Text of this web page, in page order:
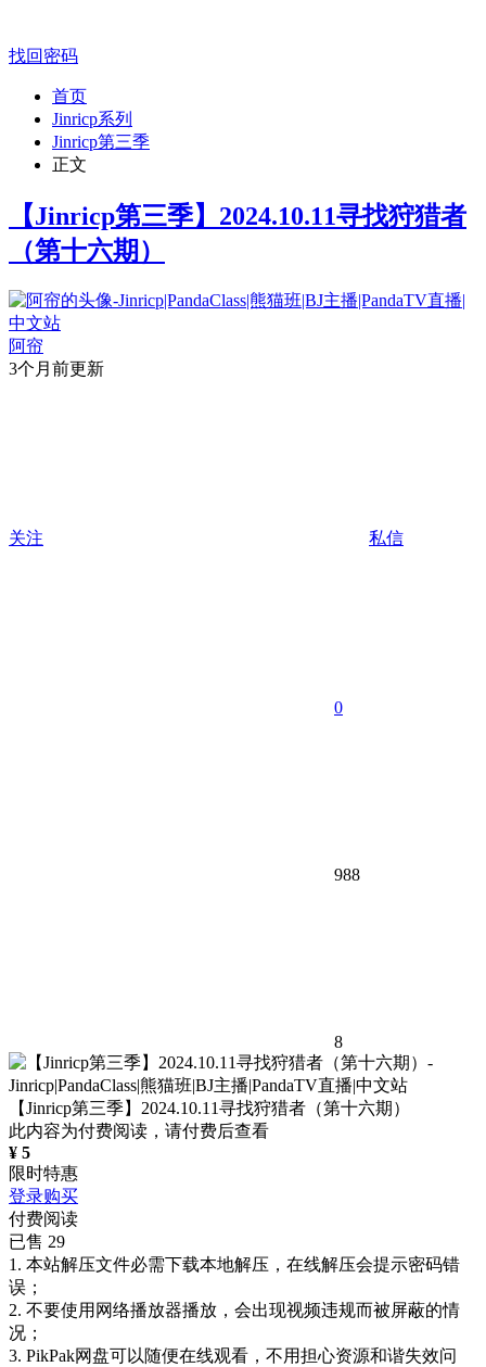
找回密码
首页
Jinricp系列
Jinricp第三季
正文
【Jinricp第三季】2024.10.11寻找狩猎者
（第十六期）
阿帘
3个月前更新
关注 私信
0
988
8
【Jinricp第三季】2024.10.11寻找狩猎者（第十六期）
此内容为付费阅读，请付费后查看
¥ 5
限时特惠
登录购买
付费阅读
已售 29
1. 本站解压文件必需下载本地解压，在线解压会提示密码错
误；
2. 不要使用网络播放器播放，会出现视频违规而被屏蔽的情
况；
3. PikPak网盘可以随便在线观看，不用担心资源和谐失效问